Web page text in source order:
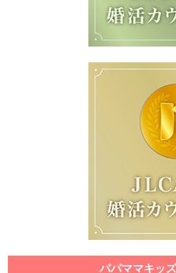
パパママキッ